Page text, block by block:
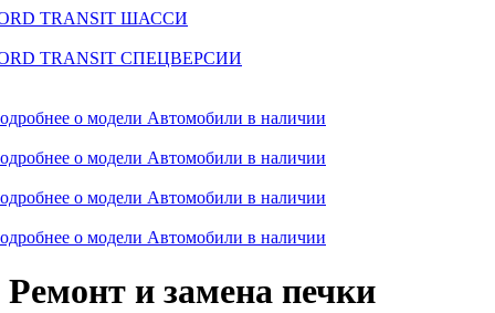
TRANSIT ШАССИ
TRANSIT СПЕЦВЕРСИИ
о модели Автомобили в наличии
о модели Автомобили в наличии
о модели Автомобили в наличии
о модели Автомобили в наличии
Ремонт и замена печки